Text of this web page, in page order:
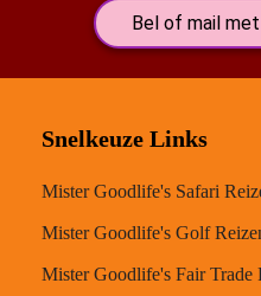
Bel of mail
Snelkeuze Links
Mister Goodlife's Safari
Mister Goodlife's Golf
Mister Goodlife's Fair Trade